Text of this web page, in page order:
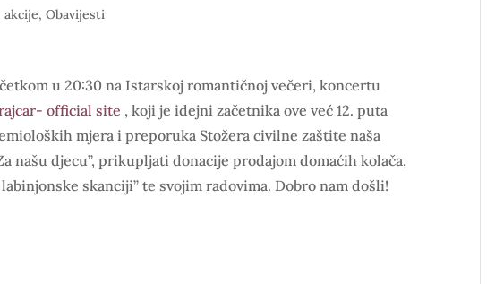
akcije,Obavijesti
u 20:30 na Istarskoj romantičnoj večeri, koncertu
official site , koji je idejni začetnika ove već 12. puta
mjera i preporuka Stožera civilne zaštite naša
našu djecu”, prikupljati donacije prodajom domaćih kolača,
skanciji” te svojim radovima. Dobro nam došli!